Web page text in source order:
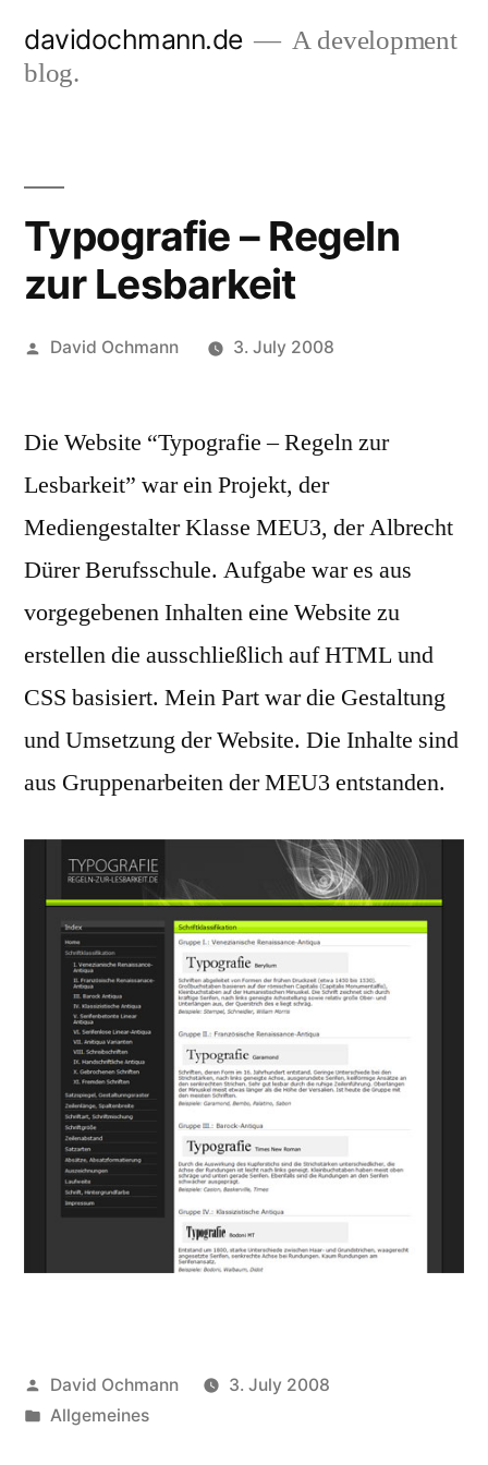
davidochmann.de
A development
blog.
Typografie – Regeln
zur Lesbarkeit
Posted
David Ochmann 3. July 2008
Die Website “Typografie – Regeln zur
Lesbarkeit” war ein Projekt, der
Mediengestalter Klasse MEU3, der Albrecht
Dürer Berufsschule. Aufgabe war es aus
vorgegebenen Inhalten eine Website zu
erstellen die ausschließlich auf HTML und
CSS basisiert. Mein Part war die Gestaltung
und Umsetzung der Website. Die Inhalte sind
aus Gruppenarbeiten der MEU3 entstanden.
Posted
by
David Ochmann
3. July 2008
Posted
Allgemeines